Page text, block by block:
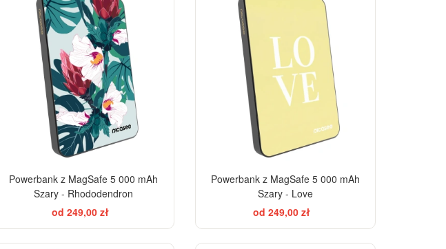
Powerbank z MagSafe 5 000 mAh
Szary - Rhododendron
od 249,00 zł
Powerbank z MagSafe 5 000 mAh
Szary - Love
od 249,00 zł